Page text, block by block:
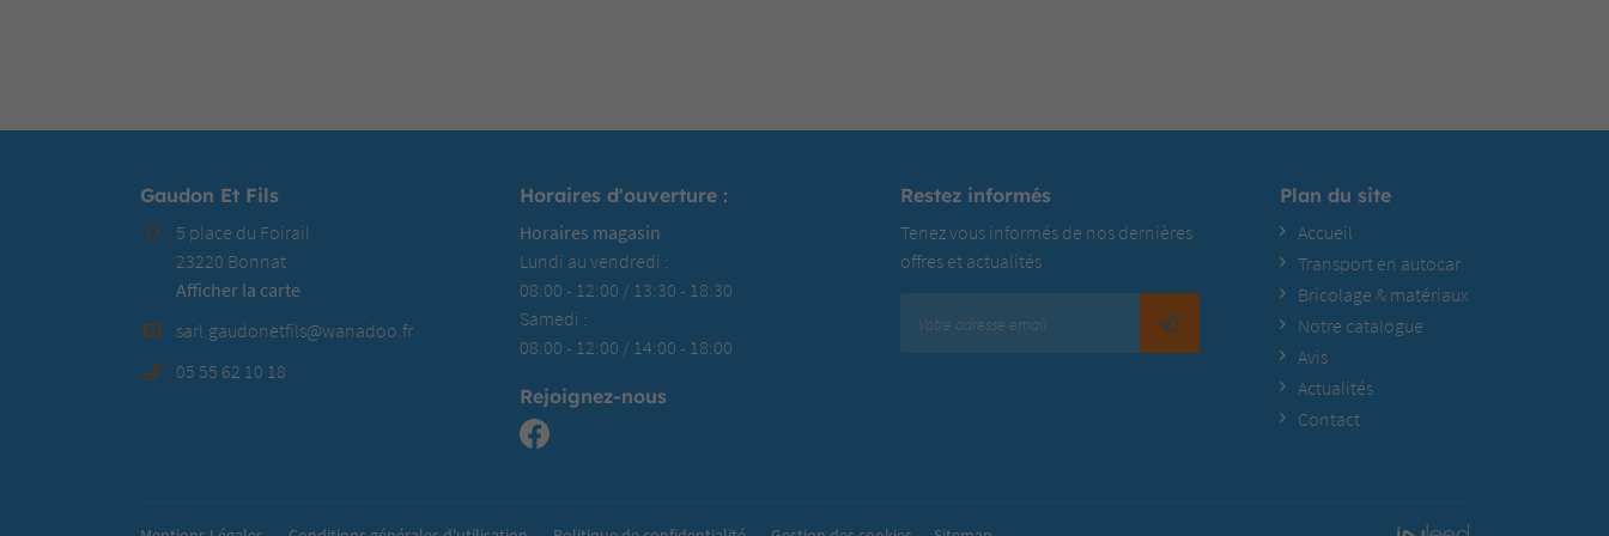
Gaudon Et Fils
5 place du Foirail
23220 Bonnat
Afficher la carte
05 55 62 10 18
Horaires d'ouverture :
Horaires magasin
Lundi au vendredi :
08:00 - 12:00 / 13:30 - 18:30
Samedi :
08:00 - 12:00 / 14:00 - 18:00
Rejoignez-nous
Restez informés
Tenez vous informés de nos dernières
offres et actualités
Plan du site
Accueil
Transport en autocar
Bricolage & matériaux
Notre catalogue
Avis
Actualités
Contact